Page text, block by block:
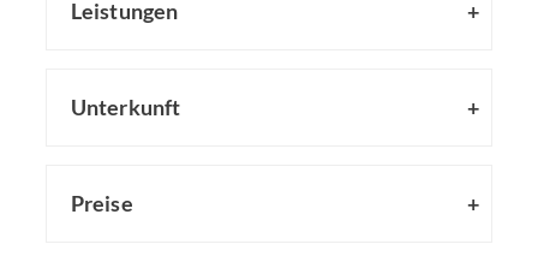
Leistungen
Unterkunft
Preise